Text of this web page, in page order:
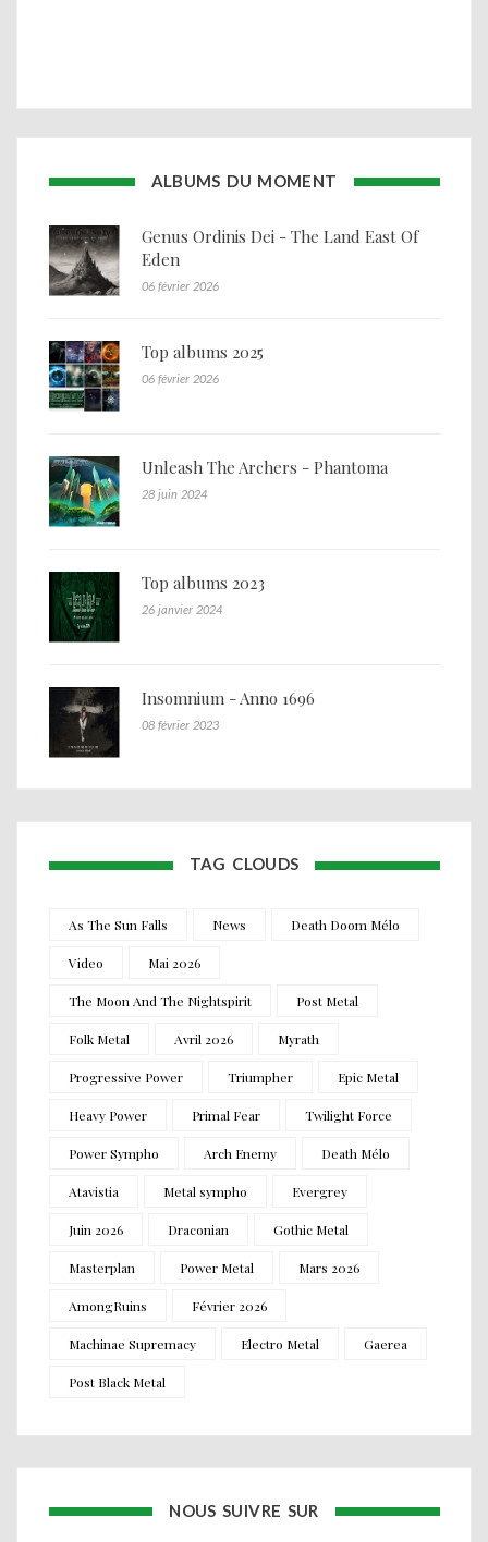
ALBUMS DU MOMENT
Genus Ordinis Dei - The Land East Of
Eden
06 février 2026
Top albums 2025
06 février 2026
Unleash The Archers - Phantoma
28 juin 2024
Top albums 2023
26 janvier 2024
Insomnium - Anno 1696
08 février 2023
TAG CLOUDS
As The Sun Falls News Death Doom Mélo
Video Mai 2026
The Moon And The Nightspirit Post Metal
Folk Metal Avril 2026 Myrath
Progressive Power Triumpher Epic Metal
Heavy Power Primal Fear Twilight Force
Power Sympho Arch Enemy Death Mélo
Atavistia Metal sympho Evergrey
Juin 2026 Draconian Gothic Metal
Masterplan Power Metal Mars 2026
AmongRuins Février 2026
Machinae Supremacy Electro Metal Gaerea
Post Black Metal
NOUS SUIVRE SUR